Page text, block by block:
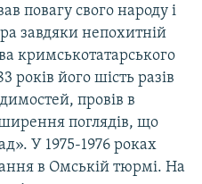
повагу свого народу і
завдяки непохитній
кримськотатарського
років його шість разів
провів в
поглядів, що
У 1975-1976 роках
в Омській тюрмі. На